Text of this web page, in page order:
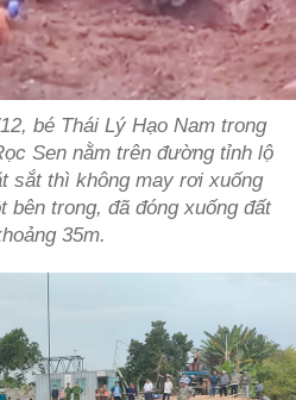
bé Thái Lý Hạo Nam trong
Sen nằm trên đường tỉnh lộ
sắt thì không may rơi xuống
bên trong, đã đóng xuống đất
35m.